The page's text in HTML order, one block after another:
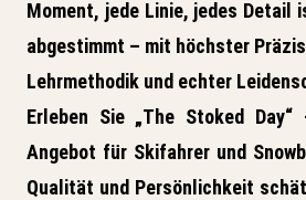
Moment, jede Linie, jedes Detail
abgestimmt – mit höchster
Lehrmethodik und echter
Erleben Sie „The Stoked Day“
Angebot für Skifahrer und
Qualität und Persönlichkeit